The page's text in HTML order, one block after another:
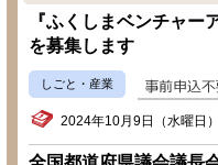
『ふくしまベンチャー
を募集します
しごと・産業
2024年10月9日（水曜日